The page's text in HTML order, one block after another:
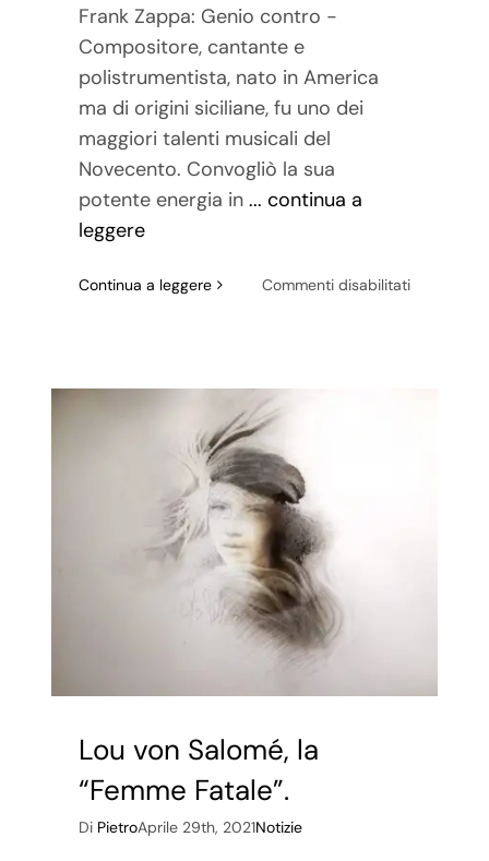
Frank Zappa: Genio contro -
Compositore, cantante e
polistrumentista, nato in America
ma di origini siciliane, fu uno dei
maggiori talenti musicali del
Novecento. Convogliò la sua
potente energia in ... continua a
leggere
Continua a leggere Commenti disabilitatisu
Lou von Salomé, la
“Femme Fatale”.
Di PietroAprile 29th, 2021Notizie